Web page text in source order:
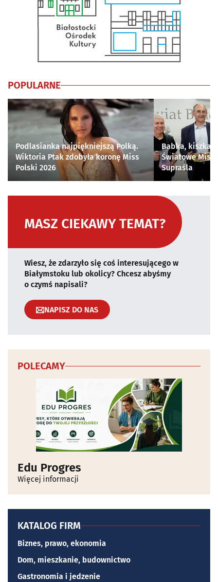
POPULARNE
Podlasianka najpiękniejszą Polką.
Wiktoria Ptak zdobyła koronę Miss
Polski 2026
Babka, kiszka i
Światowe
Supraśla
MASZ CIEKAWY TEMAT?
Wiesz, że zdarzyło się coś interesującego w
Białymstoku lub okolicy? Chcesz abyśmy
o czymś napisali?
NAPISZ DO NAS
POLECAMY
Edu Progres
Więcej informacji
KATALOG FIRM
Biznes, prawo, ekonomia
Dom, mieszkanie, budownictwo
Gastronomia i jedzenie